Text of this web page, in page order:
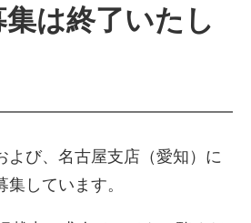
コークス・鋳物
集は終了いたし
よび、名古屋支店（愛知）に
しています。